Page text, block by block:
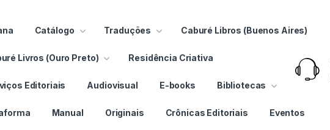
Catálogo Traduções Caburé Libros (Buenos Aires)
Livros (Ouro Preto) Residência Criativa
Editoriais Audiovisual E-books Bibliotecas
Manual Originais Crônicas Editoriais Eventos